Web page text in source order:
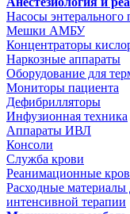
Насосы энтерального
Мешки АМБУ
Концентраторы
Наркозные аппараты
Оборудование для
Мониторы пациента
Дефибрилляторы
Инфузионная техника
Аппараты ИВЛ
Консоли
Служба крови
Реанимационные
Расходные материалы
интенсивной терапии